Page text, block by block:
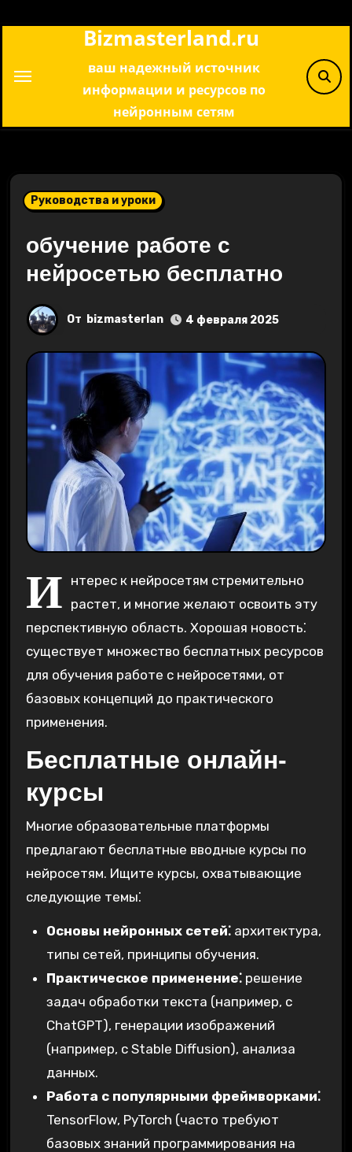
Bizmasterland.ru
ваш надежный источник
информации и ресурсов по
нейронным сетям
Руководства и уроки
обучение работе с
нейросетью бесплатно
От bizmasterlan 4 февраля 2025
И нтерес к нейросетям стремительно
растет, и многие желают освоить эту
перспективную область. Хорошая новость⁚
существует множество бесплатных ресурсов
для обучения работе с нейросетями, от
базовых концепций до практического
применения.
Бесплатные онлайн-
курсы
Многие образовательные платформы
предлагают бесплатные вводные курсы по
нейросетям. Ищите курсы, охватывающие
следующие темы⁚
Основы нейронных сетей⁚архитектура,
типы сетей, принципы обучения.
Практическое применение⁚решение
задач обработки текста (например, с
ChatGPT), генерации изображений
(например, с Stable Diffusion), анализа
данных.
Работа с популярными фреймворками⁚
TensorFlow, PyTorch (часто требуют
базовых знаний программирования на